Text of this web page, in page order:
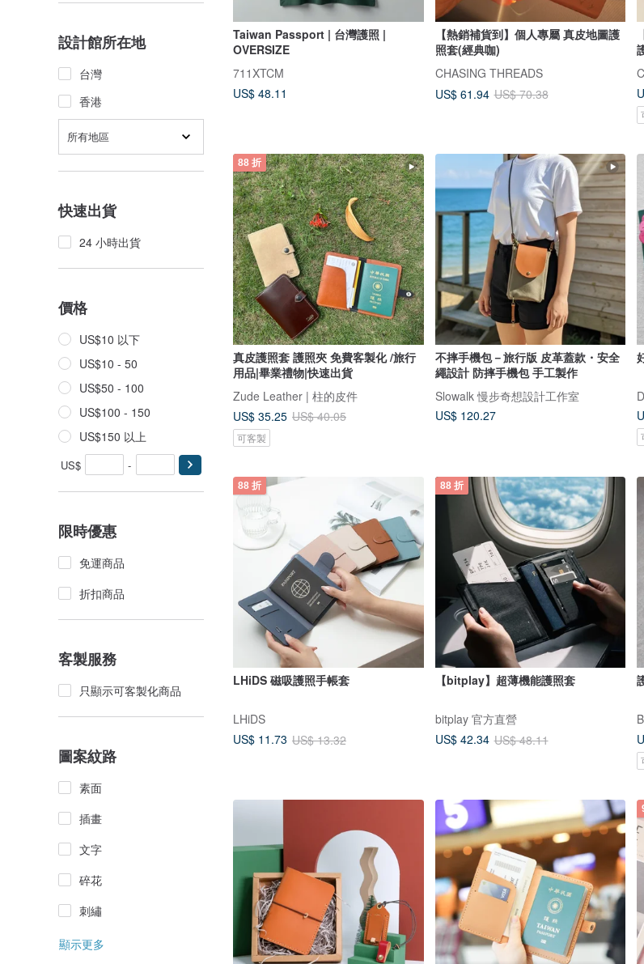
設計館所在地
台灣
香港
所有地區
快速出貨
24 小時出貨
價格
US$10 以下
US$10 - 50
US$50 - 100
US$100 - 150
US$150 以上
US$ -
限時優惠
免運商品
折扣商品
客製服務
只顯示可客製化商品
圖案紋路
素面
插畫
文字
碎花
刺繡
顯示更多
Taiwan Passport | 台灣護照 |
OVERSIZE
711XTCM
US$ 48.11
【熱銷補貨到】個人專屬 真皮地圖護
照套(經典咖)
CHASING THREADS
US$ 61.94 US$ 70.38
88 折
真皮護照套 護照夾 免費客製化 /旅行
用品|畢業禮物|快速出貨
Zude Leather | 柱的皮件
US$ 35.25 US$ 40.05
可客製
不摔手機包－旅行版 皮革蓋款・安全
繩設計 防摔手機包 手工製作
Slowalk 慢步奇想設計工作室
US$ 120.27
88 折
LHiDS 磁吸護照手帳套
LHiDS
US$ 11.73 US$ 13.32
88 折
【bitplay】超薄機能護照套
bitplay 官方直營
US$ 42.34 US$ 48.11